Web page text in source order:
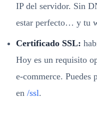
IP del servidor. Sin
estar perfecto… y tu
Certificado SSL:
Hoy es un requisito
e-commerce. Puedes
en /ssl.